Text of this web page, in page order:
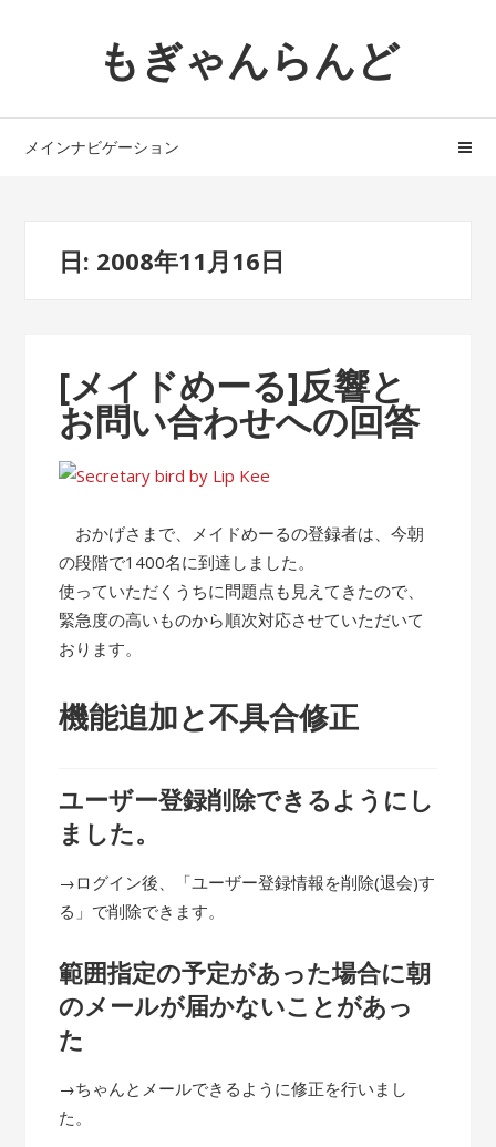
ョ
へ
もぎゃんらんど
メインナビゲーション
日: 2008年11月16日
[メイドめーる]反響と
お問い合わせへの回答
おかげさまで、メイドめーるの登録者は、今朝
の段階で1400名に到達しました。
使っていただくうちに問題点も見えてきたので、
緊急度の高いものから順次対応させていただいて
おります。
機能追加と不具合修正
ユーザー登録削除できるようにし
ました。
→ログイン後、「ユーザー登録情報を削除(退会)す
る」で削除できます。
範囲指定の予定があった場合に朝
のメールが届かないことがあっ
た
→ちゃんとメールできるように修正を行いまし
た。